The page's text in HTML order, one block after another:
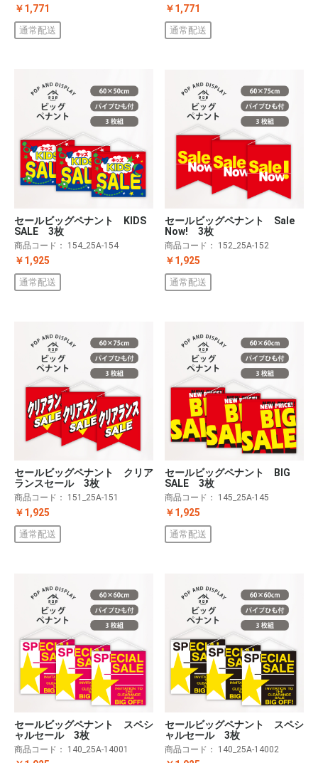
￥1,771
通常配送
￥1,771
通常配送
セールビッグペナント KIDS
SALE 3枚
商品コード： 154_25A-154
￥1,925
通常配送
セールビッグペナント Sale
Now! 3枚
商品コード： 152_25A-152
￥1,925
通常配送
セールビッグペナント クリア
ランスセール 3枚
商品コード： 151_25A-151
￥1,925
通常配送
セールビッグペナント BIG
SALE 3枚
商品コード： 145_25A-145
￥1,925
通常配送
セールビッグペナント スペシ
ャルセール 3枚
商品コード： 140_25A-14001
セールビッグペナント スペシ
ャルセール 3枚
商品コード： 140_25A-14002